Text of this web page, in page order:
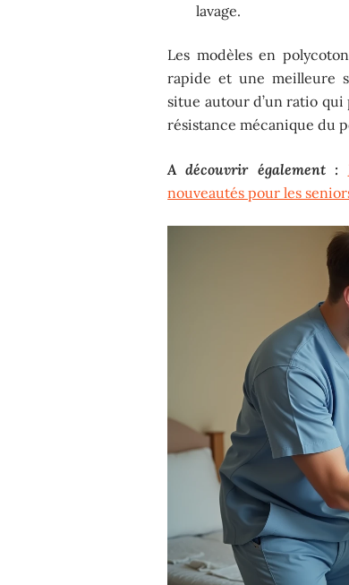
lavage.
Les modèles en
rapide et une meilleure
situe autour d’un ratio
résistance mécanique du
A découvrir également :
nouveautés pour les